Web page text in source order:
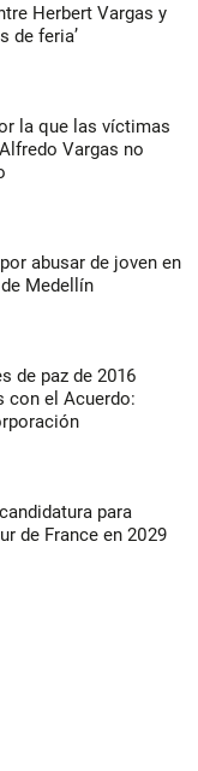
Herbert Vargas y
de feria’
la que las víctimas
Vargas no
abusar de joven en
Medellín
de paz de 2016
con el Acuerdo:
para
de France en 2029